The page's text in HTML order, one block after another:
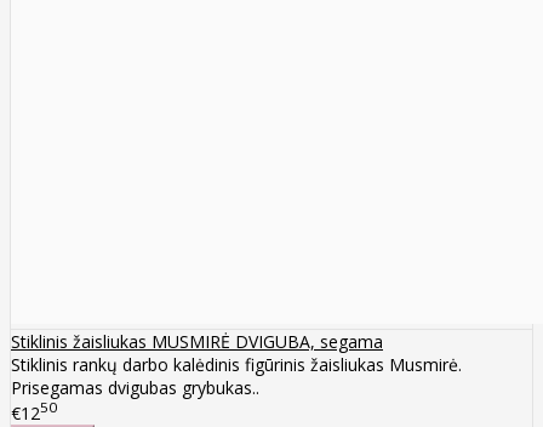
Stiklinis žaisliukas MUSMIRĖ DVIGUBA, segama
Stiklinis rankų darbo kalėdinis figūrinis žaisliukas Musmirė.
Prisegamas dvigubas grybukas..
€1250